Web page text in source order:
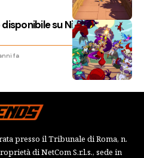
su Nintendo
fa
presso il Tribunale di Roma, n.
di NetCom S.r.l.s., sede in